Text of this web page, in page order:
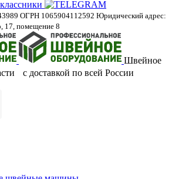
ОГРН 1065904112592 Юридический адрес:
17, помещение 8
Швейное
с доставкой по всей России